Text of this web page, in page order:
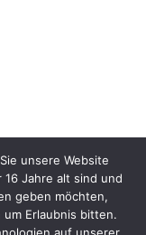
unsere Website
Jahre alt sind und
geben möchten,
Erlaubnis bitten.